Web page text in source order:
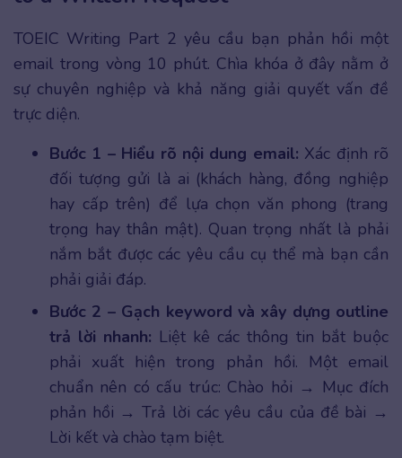
TOEIC Writing Part 2 yêu cầu bạn phản hồi một
email trong vòng 10 phút. Chìa khóa ở đây nằm ở
sự chuyên nghiệp và khả năng giải quyết vấn đề
trực diện.
Bước 1 – Hiểu rõ nội dung email: Xác định rõ
đối tượng gửi là ai (khách hàng, đồng nghiệp
hay cấp trên) để lựa chọn văn phong (trang
trọng hay thân mật). Quan trọng nhất là phải
nắm bắt được các yêu cầu cụ thể mà bạn cần
phải giải đáp.
Bước 2 – Gạch keyword và xây dựng outline
trả lời nhanh: Liệt kê các thông tin bắt buộc
phải xuất hiện trong phản hồi. Một email
chuẩn nên có cấu trúc: Chào hỏi → Mục đích
phản hồi → Trả lời các yêu cầu của đề bài →
Lời kết và chào tạm biệt.